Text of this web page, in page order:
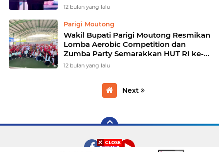
12 bulan yang lalu
Parigi Moutong
Wakil Bupati Parigi Moutong Resmikan
Lomba Aerobic Competition dan
Zumba Party Semarakkan HUT RI ke-
80
12 bulan yang lalu
Next